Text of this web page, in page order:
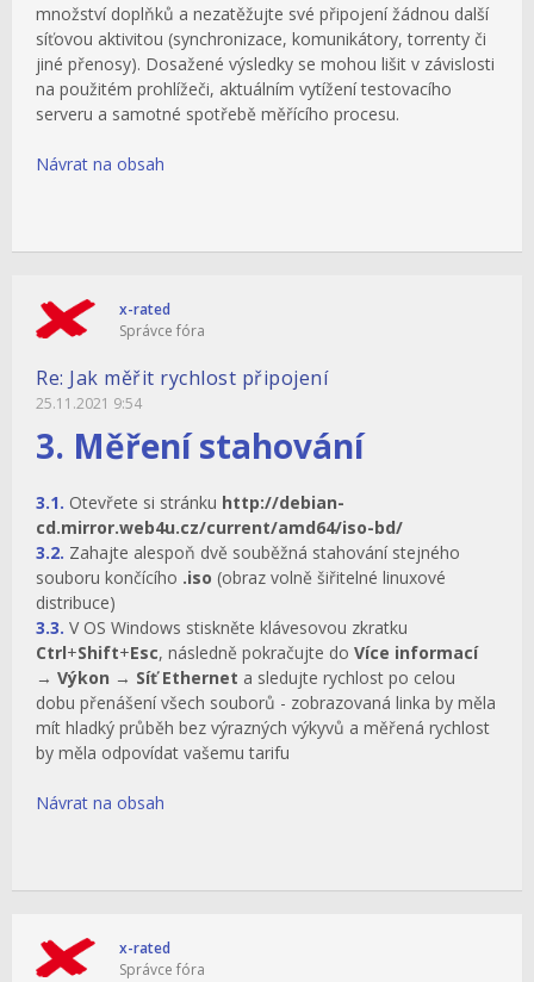
množství doplňků a nezatěžujte své připojení žádnou další
síťovou aktivitou (synchronizace, komunikátory, torrenty či
jiné přenosy). Dosažené výsledky se mohou lišit v závislosti
na použitém prohlížeči, aktuálním vytížení testovacího
serveru a samotné spotřebě měřícího procesu.
Návrat na obsah
x-rated
Správce fóra
Re: Jak měřit rychlost připojení
25.11.2021 9:54
3. Měření stahování
3.1. Otevřete si stránku http://debian-
cd.mirror.web4u.cz/current/amd64/iso-bd/
3.2. Zahajte alespoň dvě souběžná stahování stejného
souboru končícího .iso (obraz volně šiřitelné linuxové
distribuce)
3.3. V OS Windows stiskněte klávesovou zkratku
Ctrl+Shift+Esc, následně pokračujte do Více informací
→ Výkon → Síť Ethernet a sledujte rychlost po celou
dobu přenášení všech souborů - zobrazovaná linka by měla
mít hladký průběh bez výrazných výkyvů a měřená rychlost
by měla odpovídat vašemu tarifu
Návrat na obsah
x-rated
Správce fóra